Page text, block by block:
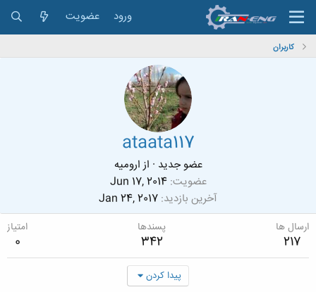
ورود عضویت
کاربران
ataata117
عضو جدید · ازارومیه
عضویت Jun 17, 2014
آخرین بازدید Jan 24, 2017
ارسال ها
217
پسندها
342
امتیاز
0
پیدا کردن